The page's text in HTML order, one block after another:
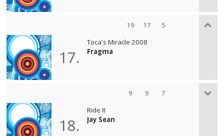
19 17 5
17.
Toca's Miracle 2008
Fragma
9 9 7
18.
Ride It
Jay Sean